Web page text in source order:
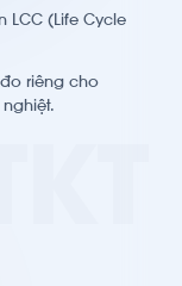
LCC (Life Cycle
đo riêng cho